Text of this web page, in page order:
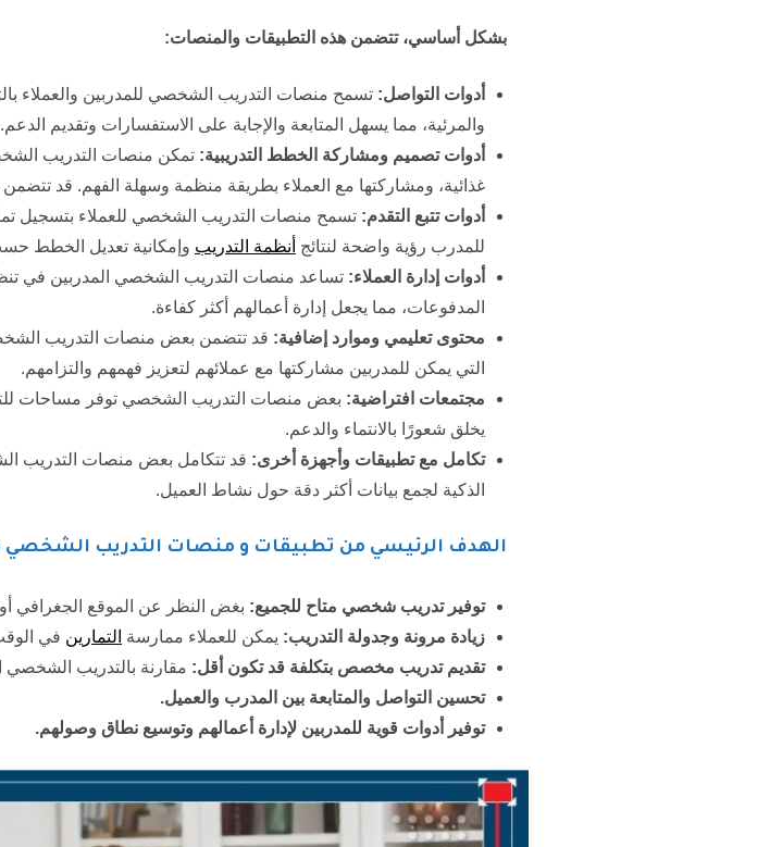
بشكل أساسي، تتضمن هذه التطبيقات والمنصات:
أدوات التواصل: تسمح منصات التدريب الشخصي للمدربين والعملاء
والمرئية، مما يسهل المتابعة والإجابة على الاستفسارات وتقديم الدعم.
أدوات تصميم ومشاركة الخطط التدريبية: تمكن منصات التدريب
غذائية، ومشاركتها مع العملاء بطريقة منظمة وسهلة الفهم. قد
أدوات تتبع التقدم: تسمح منصات التدريب الشخصي للعملاء بتسجيل
للمدرب رؤية واضحة لنتائج أنظمة التدريب وإمكانية تعديل الخطط
أدوات إدارة العملاء: تساعد منصات التدريب الشخصي المدربين في
المدفوعات، مما يجعل إدارة أعمالهم أكثر كفاءة.
محتوى تعليمي وموارد إضافية: قد تتضمن بعض منصات التدريب
التي يمكن للمدربين مشاركتها مع عملائهم لتعزيز فهمهم والتزامهم.
مجتمعات افتراضية: بعض منصات التدريب الشخصي توفر مساحات
يخلق شعورًا بالانتماء والدعم.
تكامل مع تطبيقات وأجهزة أخرى: قد تتكامل بعض منصات التدريب
الذكية لجمع بيانات أكثر دقة حول نشاط العميل.
الهدف الرئيسي من تطبيقات و منصات التدريب الشخصي
توفير تدريب شخصي متاح للجميع: بغض النظر عن الموقع الجغرافي
زيادة مرونة وجدولة التدريب: يمكن للعملاء ممارسة التمارين في
تقديم تدريب مخصص بتكلفة قد تكون أقل: مقارنة بالتدريب الشخصي
تحسين التواصل والمتابعة بين المدرب والعميل.
توفير أدوات قوية للمدربين لإدارة أعمالهم وتوسيع نطاق وصولهم.